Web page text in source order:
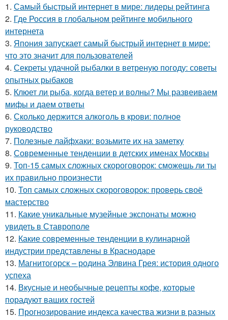
1. Самый быстрый интернет в мире: лидеры рейтинга
2. Где Россия в глобальном рейтинге мобильного
интернета
3. Япония запускает самый быстрый интернет в мире:
что это значит для пользователей
4. Секреты удачной рыбалки в ветреную погоду: советы
опытных рыбаков
5. Клюет ли рыба, когда ветер и волны? Мы развеиваем
мифы и даем ответы
6. Сколько держится алкоголь в крови: полное
руководство
7. Полезные лайфхаки: возьмите их на заметку
8. Современные тенденции в детских именах Москвы
9. Топ-15 самых сложных скороговорок: сможешь ли ты
их правильно произнести
10. Топ самых сложных скороговорок: проверь своё
мастерство
11. Какие уникальные музейные экспонаты можно
увидеть в Ставрополе
12. Какие современные тенденции в кулинарной
индустрии представлены в Краснодаре
13. Магнитогорск – родина Элвина Грея: история одного
успеха
14. Вкусные и необычные рецепты кофе, которые
порадуют ваших гостей
15. Прогнозирование индекса качества жизни в разных